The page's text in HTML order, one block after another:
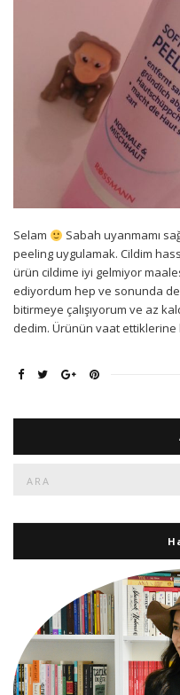
Selam
Sabah uyanmamı
peeling uygulamak. Cildim
ürün cildime iyi gelmiyor
ediyordum hep ve sonunda
bitirmeye çalışıyorum ve az
dedim. Ürünün vaat ettiklerine